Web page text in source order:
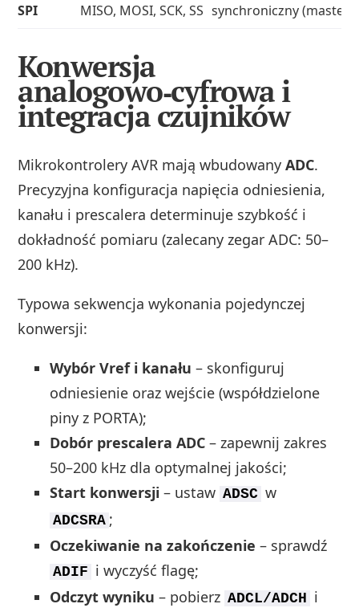
SPI
MISO, MOSI, SCK, SS synchroniczny
Konwersja
analogowo‑cyfrowa i
integracja czujników
Mikrokontrolery AVR mają wbudowanyADC.
Precyzyjna konfiguracja napięcia odniesienia,
kanału i prescalera determinuje szybkość i
dokładność pomiaru (zalecany zegar ADC: 50–
200 kHz).
Typowa sekwencja wykonania pojedynczej
konwersji:
Wybór Vref i kanału – skonfiguruj
odniesienie oraz wejście (współdzielone
piny z PORTA);
Dobór prescalera ADC – zapewnij zakres
50–200 kHz dla optymalnej jakości;
Start konwersji – ustaw ADSC w
ADCSRA ;
Oczekiwanie na zakończenie – sprawdź
ADIF i wyczyść flagę;
Odczyt wyniku – pobierz ADCL/ADCH i